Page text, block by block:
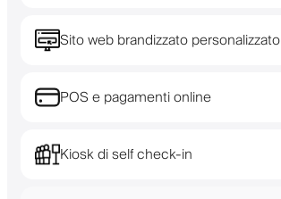
Sito web brandizzato personalizzato
POS e pagamenti online
Kiosk di self check-in